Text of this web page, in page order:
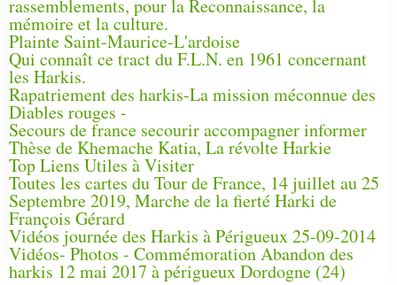
rassemblements, pour la Reconnaissance, la
mémoire et la culture.
Plainte Saint-Maurice-L'ardoise
Qui connaît ce tract du F.L.N. en 1961 concernant
les Harkis.
Rapatriement des harkis-La mission méconnue des
Diables rouges -
Secours de france secourir accompagner informer
Thèse de Khemache Katia, La révolte Harkie
Top Liens Utiles à Visiter
Toutes les cartes du Tour de France, 14 juillet au 25
Septembre 2019, Marche de la fierté Harki de
François Gérard
Vidéos journée des Harkis à Périgueux 25-09-2014
Vidéos- Photos - Commémoration Abandon des
harkis 12 mai 2017 à périgueux Dordogne (24)